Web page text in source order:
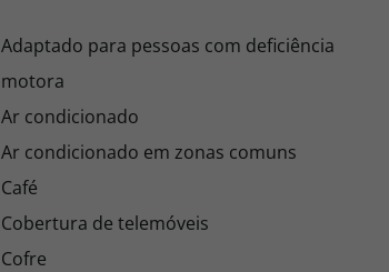
Adaptado para pessoas com deficiência
motora
Ar condicionado
Ar condicionado em zonas comuns
Café
Cobertura de telemóveis
Cofre